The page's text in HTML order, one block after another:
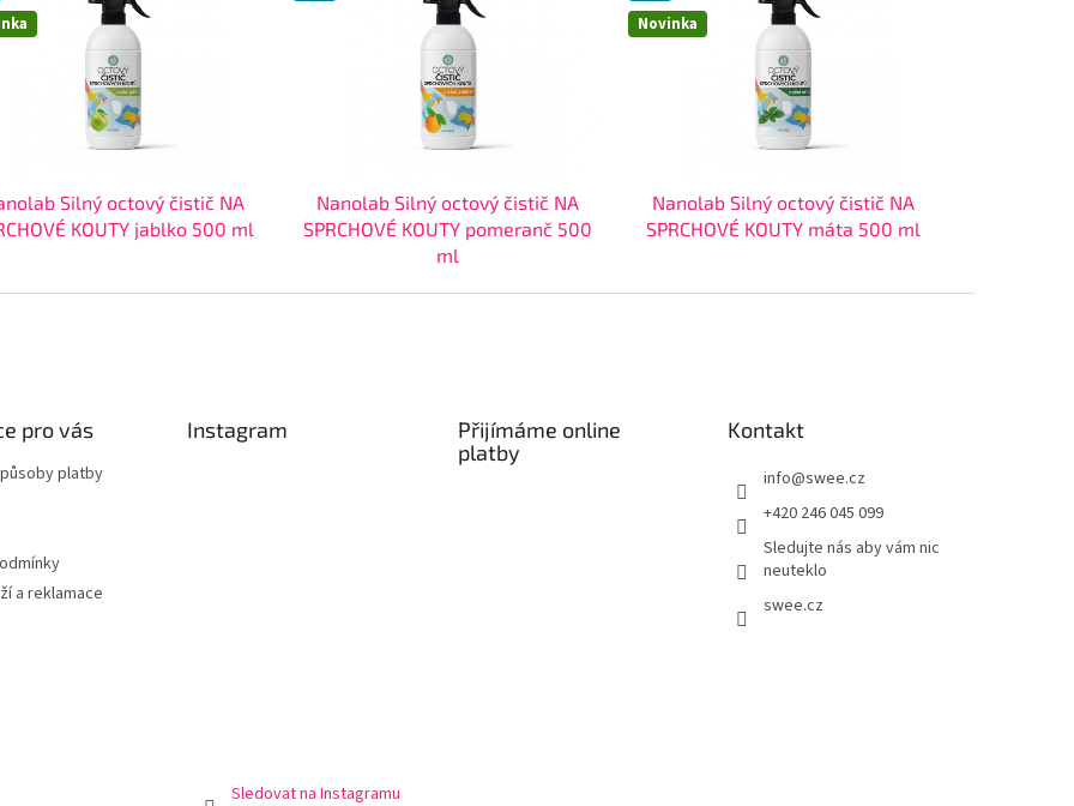
Silný octový čistič NA
KOUTY jablko 500 ml
Nanolab Silný octový čistič NA
SPRCHOVÉ KOUTY pomeranč 500
ml
Novinka
Nanolab Silný octový čistič NA
SPRCHOVÉ KOUTY máta 500 ml
pro vás
platby
a reklamace
Instagram
Sledovat na Instagramu
Přijímáme online
platby
Kontakt
info@swee.cz
+420 246 045 099
Sledujte nás aby vám nic
neuteklo
swee.cz